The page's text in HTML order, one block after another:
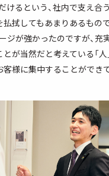
けるという、社内で支え合
払拭してもあまりあるもの
ジが強かったのですが、充
とが当然だと考えている「
客様に集中することができ